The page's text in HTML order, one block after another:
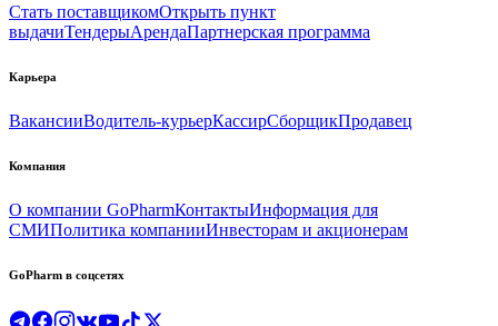
Стать поставщикомОткрыть пункт
выдачиТендерыАрендаПартнерская программа
Карьера
ВакансииВодитель-курьерКассирСборщикПродавец
Компания
О компании GoPharmКонтактыИнформация для
СМИПолитика компанииИнвесторам и акционерам
GoPharm в соцсетях